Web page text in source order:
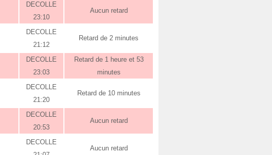
DECOLLE
23:10
Aucun retard
DECOLLE
21:12
Retard de 2 minutes
DECOLLE
23:03
Retard de 1 heure et 53
minutes
DECOLLE
21:20
Retard de 10 minutes
DECOLLE
20:53
Aucun retard
DECOLLE
Aucun retard